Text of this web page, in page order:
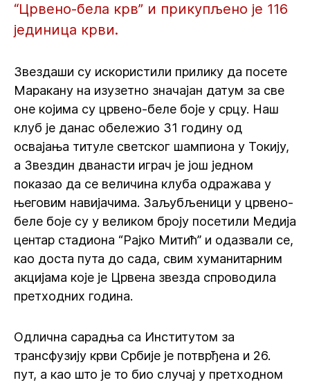
“Црвено-бела крв” и прикупљено је 116
јединица крви.
Звездаши су искористили прилику да посете
Маракану на изузетно значајан датум за све
оне којима су црвено-беле боје у срцу. Наш
клуб је данас обележио 31 годину од
освајања титуле светског шампиона у Токију,
а Звездин дванасти играч је још једном
показао да се величина клуба одражава у
његовим навијачима. Заљубљеници у црвено-
беле боје су у великом броју посетили Медија
центар стадиона “Рајко Митић” и одазвали се,
као доста пута до сада, свим хуманитарним
акцијама које је Црвена звезда спроводила
претходних година.
Одлична сарадња са Институтом за
трансфузију крви Србије је потврђена и 26.
пут, а као што је то био случај у претходном